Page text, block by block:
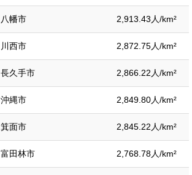
八幡市 2,913.43人/km²
川西市 2,872.75人/km²
長久手市 2,866.22人/km²
沖縄市 2,849.80人/km²
箕面市 2,845.22人/km²
富田林市 2,768.78人/km²